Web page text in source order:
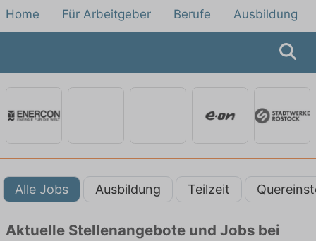
Home Für Arbeitgeber Berufe Ausbildung
Alle Jobs Ausbildung Teilzeit
Aktuelle Stellenangebote und Jobs bei